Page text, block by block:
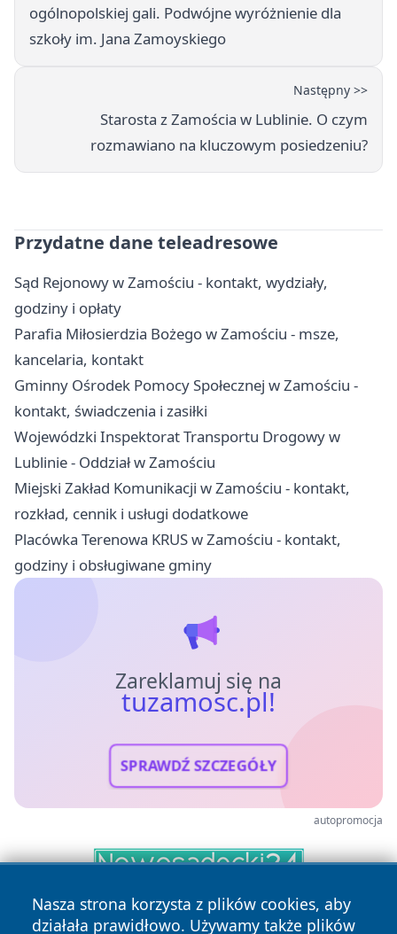
ogólnopolskiej gali. Podwójne wyróżnienie dla
szkoły im. Jana Zamoyskiego
Następny >>
Starosta z Zamościa w Lublinie. O czym
rozmawiano na kluczowym posiedzeniu?
Przydatne dane teleadresowe
Sąd Rejonowy w Zamościu - kontakt, wydziały,
godziny i opłaty
Parafia Miłosierdzia Bożego w Zamościu - msze,
kancelaria, kontakt
Gminny Ośrodek Pomocy Społecznej w Zamościu -
kontakt, świadczenia i zasiłki
Wojewódzki Inspektorat Transportu Drogowy w
Lublinie - Oddział w Zamościu
Miejski Zakład Komunikacji w Zamościu - kontakt,
rozkład, cennik i usługi dodatkowe
Placówka Terenowa KRUS w Zamościu - kontakt,
godziny i obsługiwane gminy
Zareklamuj się na
tuzamosc.pl!
SPRAWDŹ SZCZEGÓŁY
autopromocja
Nasza strona korzysta z plików cookies, aby
działała prawidłowo. Używamy także plików